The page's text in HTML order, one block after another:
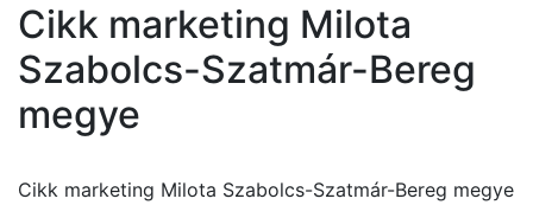
Cikk marketing Milota
Szabolcs-Szatmár-Bereg
megye
Cikk marketing Milota Szabolcs-Szatmár-Bereg megye